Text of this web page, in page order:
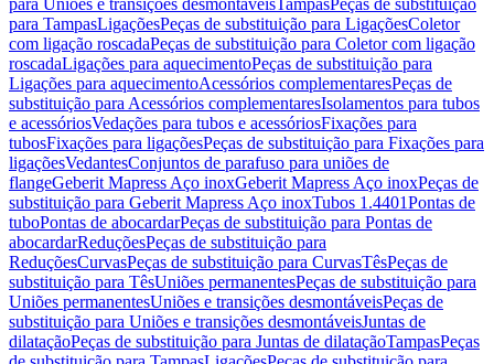
para Uniões e transições desmontáveisTampasPeças de substituição
para TampasLigaçõesPeças de substituição para LigaçõesColetor
com ligação roscadaPeças de substituição para Coletor com ligação
roscadaLigações para aquecimentoPeças de substituição para
Ligações para aquecimentoAcessórios complementaresPeças de
substituição para Acessórios complementaresIsolamentos para tubos
e acessóriosVedações para tubos e acessóriosFixações para
tubosFixações para ligaçõesPeças de substituição para Fixações para
ligaçõesVedantesConjuntos de parafuso para uniões de
flangeGeberit Mapress Aço inoxGeberit Mapress Aço inoxPeças de
substituição para Geberit Mapress Aço inoxTubos 1.4401Pontas de
tuboPontas de abocardarPeças de substituição para Pontas de
abocardarReduçõesPeças de substituição para
ReduçõesCurvasPeças de substituição para CurvasTêsPeças de
substituição para TêsUniões permanentesPeças de substituição para
Uniões permanentesUniões e transições desmontáveisPeças de
substituição para Uniões e transições desmontáveisJuntas de
dilataçãoPeças de substituição para Juntas de dilataçãoTampasPeças